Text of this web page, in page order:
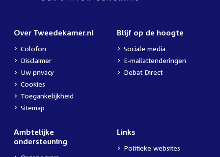
Over Tweedekamer.nl
Colofon
Disclaimer
Uw privacy
Cookies
Toegankelijkheid
Sitemap
Blijf op de hoogte
Sociale media
E-mailattenderingen
Debat Direct
Ambtelijke
ondersteuning
Links
Politieke websites